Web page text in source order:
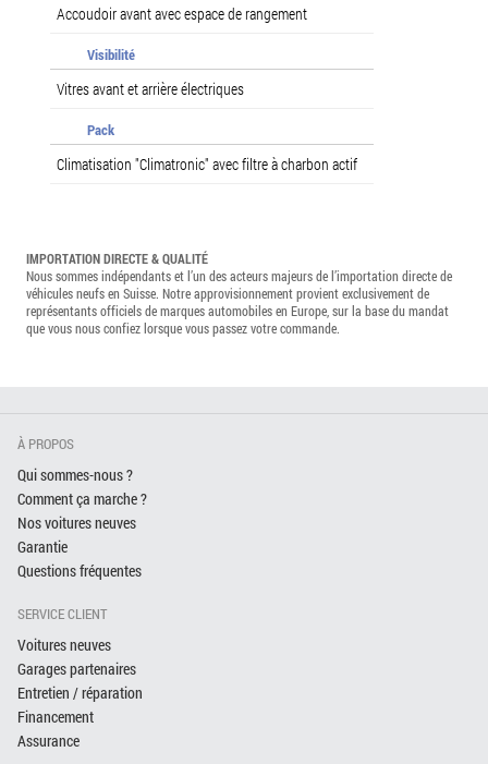
Accoudoir avant avec espace de rangement
Visibilité
Vitres avant et arrière électriques
Pack
Climatisation "Climatronic" avec filtre à charbon actif
IMPORTATION DIRECTE & QUALITÉ
Nous sommes indépendants et l’un des acteurs majeurs de l’importation directe de
véhicules neufs en Suisse. Notre approvisionnement provient exclusivement de
représentants officiels de marques automobiles en Europe, sur la base du mandat
que vous nous confiez lorsque vous passez votre commande.
À PROPOS
Qui sommes-nous ?
Comment ça marche ?
Nos voitures neuves
Garantie
Questions fréquentes
SERVICE CLIENT
Voitures neuves
Garages partenaires
Entretien / réparation
Financement
Assurance